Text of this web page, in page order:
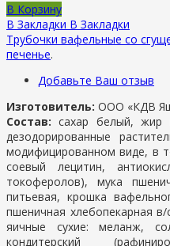
В Корзину
В Закладки В Закладки
Трубочки вафельные со
печенье.
Добавьте Ваш отзыв
Изготовитель: ООО «КДВ
Состав:сахар белый, жир
дезодорированные
модифицированном виде, в
соевый лецитин,
токоферолов), мука
питьевая, крошка
пшеничная хлебопекарная
яичные сухие: меланж,
кондитерский